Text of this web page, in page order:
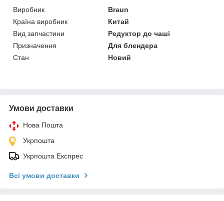
Виробник
Braun
Країна виробник
Китай
Вид запчастини
Редуктор до чаші
Призначення
Для блендера
Стан
Новий
Умови доставки
Нова Пошта
Укрпошта
Укрпошта Експрес
Всі умови доставки